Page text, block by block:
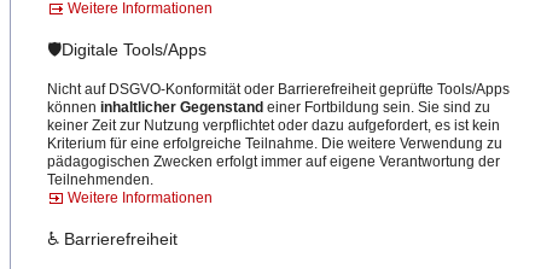
Weitere Informationen
🛡️Digitale Tools/Apps
Nicht auf DSGVO-Konformität oder Barrierefreiheit geprüfte Tools/Apps
können inhaltlicher Gegenstand einer Fortbildung sein. Sie sind zu
keiner Zeit zur Nutzung verpflichtet oder dazu aufgefordert, es ist kein
Kriterium für eine erfolgreiche Teilnahme. Die weitere Verwendung zu
pädagogischen Zwecken erfolgt immer auf eigene Verantwortung der
Teilnehmenden.
Weitere Informationen
♿ Barrierefreiheit